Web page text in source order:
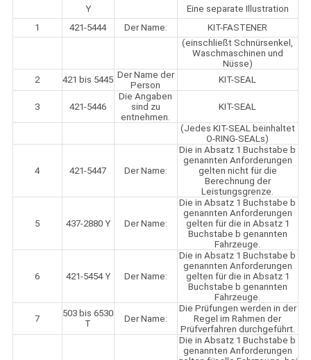
Y
Eine separate Illustration
1
421-5444 Der Name:
KIT-FASTENER
(einschließt Schnürsenkel,
Waschmaschinen und
Nüsse)
2
421 bis 5445 Der Name der
Person
KIT-SEAL
3 421-5446
Die Angaben
sind zu
entnehmen.
KIT-SEAL
(Jedes KIT-SEAL beinhaltet
O-RING-SEALs)
4 421-5447 Der Name:
Die in Absatz 1 Buchstabe b
genannten Anforderungen
gelten nicht für die
Berechnung der
Leistungsgrenze.
5 437-2880 Y Der Name:
Die in Absatz 1 Buchstabe b
genannten Anforderungen
gelten für die in Absatz 1
Buchstabe b genannten
Fahrzeuge.
6 421-5454 Y Der Name:
Die in Absatz 1 Buchstabe b
genannten Anforderungen
gelten für die in Absatz 1
Buchstabe b genannten
Fahrzeuge.
7
503 bis 6530
T
Der Name:
Die Prüfungen werden in der
Regel im Rahmen der
Prüfverfahren durchgeführt.
Die in Absatz 1 Buchstabe b
genannten Anforderungen